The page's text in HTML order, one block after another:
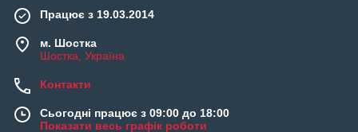
Працює з 19.03.2014
м. Шостка
Шостка, Україна
Контакти
Сьогодні працює з 09:00 до 18:00
Показати весь графік роботи